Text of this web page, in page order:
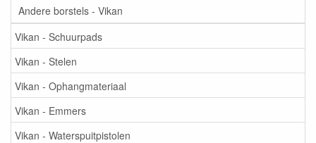
Andere borstels - Vikan
Vikan - Schuurpads
Vikan - Stelen
Vikan - Ophangmateriaal
Vikan - Emmers
Vikan - Waterspuitpistolen